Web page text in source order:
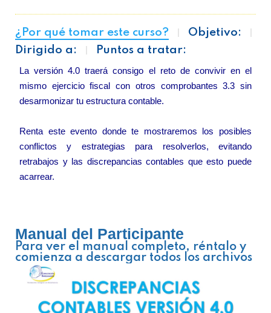
¿Por qué tomar este curso?
Objetivo:
Dirigido a:
Puntos a tratar:
La versión 4.0 traerá consigo el reto de convivir en el
mismo ejercicio fiscal con otros comprobantes 3.3 sin
desarmonizar tu estructura contable.
Renta este evento donde te mostraremos los posibles
conflictos y estrategias para resolverlos, evitando
retrabajos y las discrepancias contables que esto puede
acarrear.
Manual del Participante
Para ver el manual completo, réntalo y
comienza a descargar todos los archivos